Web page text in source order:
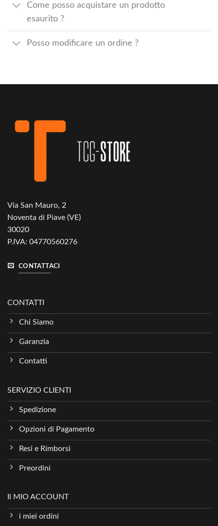
Come posso acquistare un prodotto
esaurito ?
Posso modificare un ordine ?
Via San Mauro, 2
Noventa di Piave (VE)
30020
P.IVA: 04770560276
CONTATTACI
CONTATTI
Chi Siamo
Garanzia
Contatti
SERVIZIO CLIENTI
Spedizione
Opzioni di Pagamento
Resi e Rimborsi
Preordini
Il MIO ACCOUNT
i miei ordini